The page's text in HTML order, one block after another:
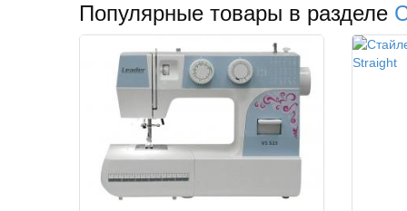
Популярные товары в разделе